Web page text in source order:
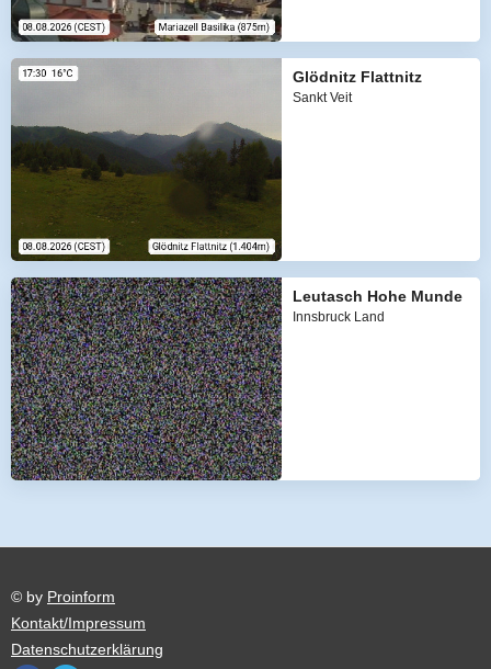
Glödnitz Flattnitz
Sankt Veit
Leutasch Hohe Munde
Innsbruck Land
© by Proinform
Kontakt/Impressum
Datenschutzerklärung